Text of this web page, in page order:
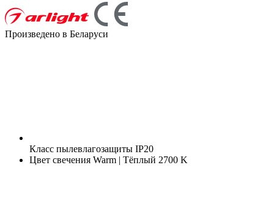
Произведено в Беларуси
Класс пылевлагозащиты IP20
Цвет свечения Warm | Тёплый 2700 K